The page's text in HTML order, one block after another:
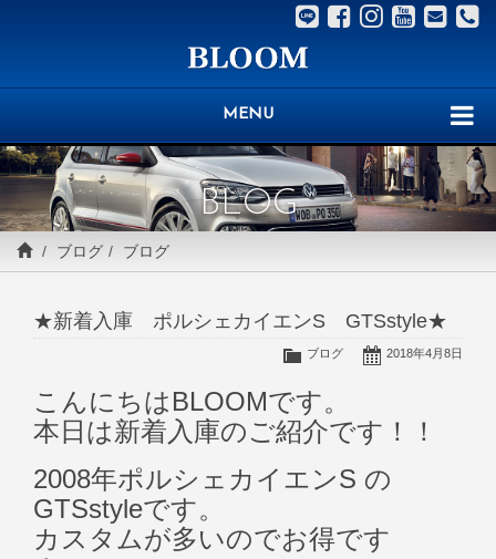
MENU
BLOG
ブログ ブログ
★新着入庫 ポルシェカイエンS GTSstyle★
2018年4月8日
ブログ
こんにちはBLOOMです。
本日は新着入庫のご紹介です！！
2008年ポルシェカイエンS の
GTSstyleです。
カスタムが多いのでお得です